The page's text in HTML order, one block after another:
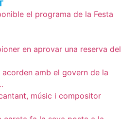
el programa de la Festa
en aprovar una reserva del
acorden amb el govern de la
músic i compositor